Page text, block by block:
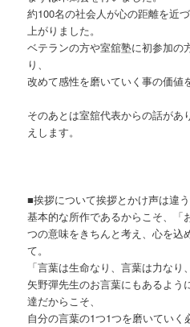
約100名の社会人が心の距離を近
上がりました。
ベテランの方や室舘塾に初参加の
り、
改めて感性を磨いていく事の価値
そのあとは室舘代表からの話があ
えします。
■挨拶について挨拶とかけ声は違う
基本的な所作であるからこそ、「
つの意味をきちんと考え、心を込
て。
「言葉は生命なり、言葉は力な
矢野彈先生のお言葉にもあるよう
達だからこそ、
自分の言葉の1つ1つを磨いていく